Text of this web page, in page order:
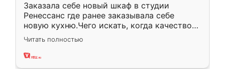
Заказала себе новый шкаф в студии
Ренессанс где ранее заказывала себе
новую кухню.Чего искать, когда качеством
вполне довольна. Служит кухня уже почти
два года, нареканий нет.
Читать полностью